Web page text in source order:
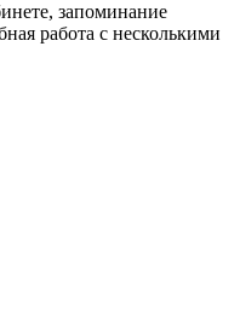
запоминание
работа с несколькими